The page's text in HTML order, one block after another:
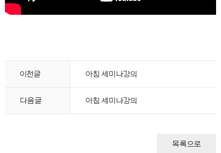
이전글 아침 세미나강의
다음글 아침 세미나강의
목록으로